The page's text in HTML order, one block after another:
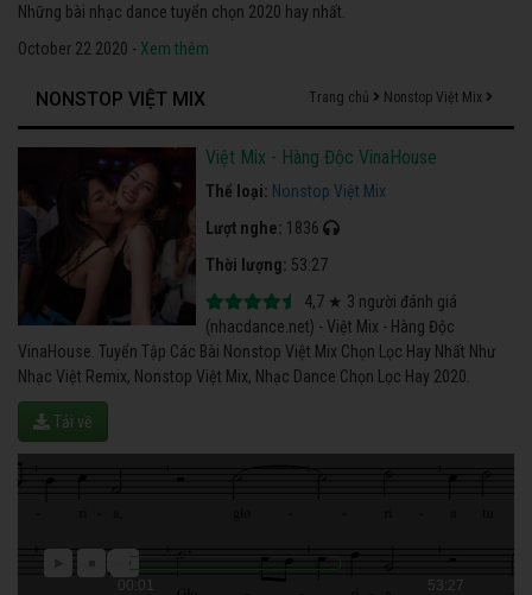
Những bài nhạc dance tuyển chọn 2020 hay nhất.
October 22 2020 - Xem thêm
NONSTOP VIỆT MIX Trang chủ Nonstop Việt Mix
Việt Mix - Hàng Độc VinaHouse
Thể loại: Nonstop Việt Mix
Lượt nghe: 1836
Thời lượng: 53:27
4,7 ★ 3 người đánh giá
(nhacdance.net) - Việt Mix - Hàng Độc
VinaHouse. Tuyển Tập Các Bài Nonstop Việt Mix Chọn Lọc Hay Nhất Như
Nhạc Việt Remix, Nonstop Việt Mix, Nhạc Dance Chọn Lọc Hay 2020.
Tải về
00:01 53:27